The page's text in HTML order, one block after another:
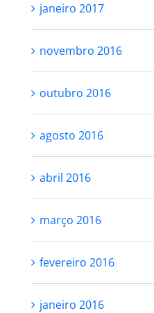
janeiro 2017
novembro 2016
outubro 2016
agosto 2016
abril 2016
março 2016
fevereiro 2016
janeiro 2016